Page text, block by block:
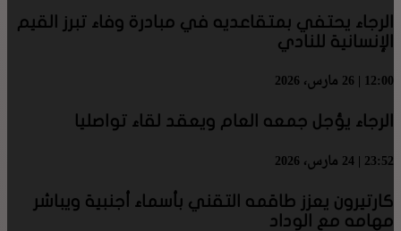
الرجاء يحتفي بمتقاعديه في مبادرة وفاء تبرز القيم
الإنسانية للنادي
12:00 | 26 مارس، 2026
الرجاء يؤجل جمعه العام ويعقد لقاء تواصليا
23:52 | 24 مارس، 2026
كارتيرون يعزز طاقمه التقني بأسماء أجنبية ويباشر
مهامه مع الوداد